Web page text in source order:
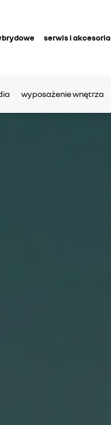
serwis i akcesoria
wyposażenie wnętrza